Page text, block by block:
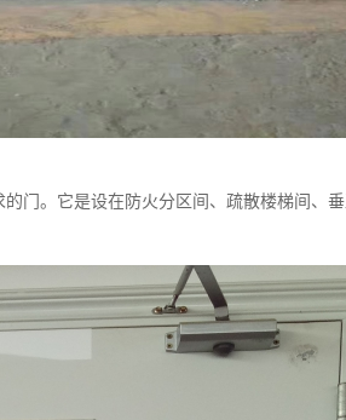
门。它是设在防火分区间、疏散楼梯间、